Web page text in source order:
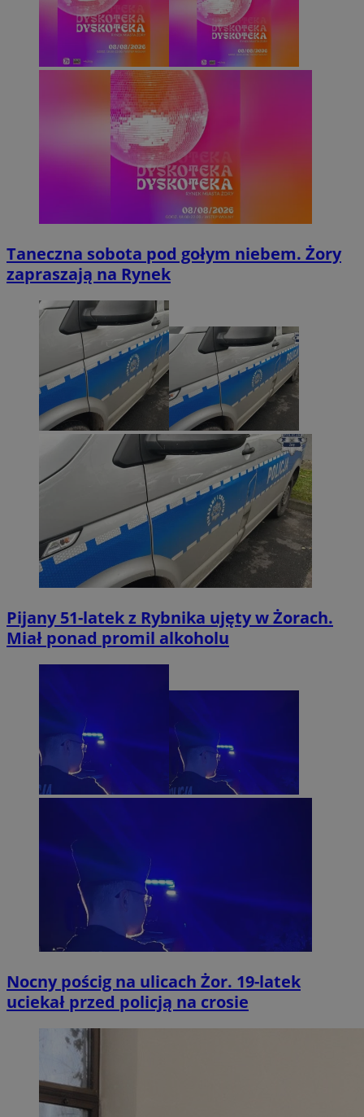
Taneczna sobota pod gołym niebem. Żory
zapraszają na Rynek
Pijany 51-latek z Rybnika ujęty w Żorach.
Miał ponad promil alkoholu
Nocny pościg na ulicach Żor. 19-latek
uciekał przed policją na crosie